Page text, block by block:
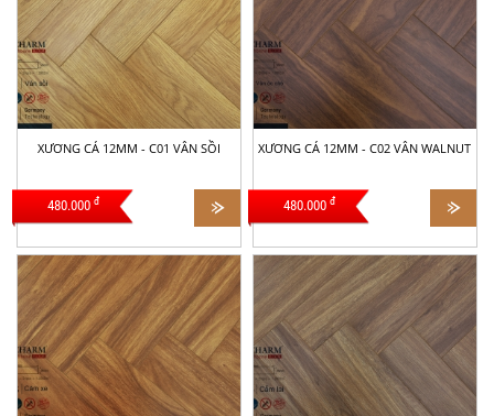
XƯƠNG CÁ 12MM - C01 VÂN SỒI
480.000 đ
XƯƠNG CÁ 12MM - C02 VÂN WALNUT
480.000 đ